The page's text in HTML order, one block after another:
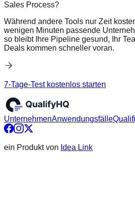
Sales Process?
Während andere Tools nur Zeit
wenigen Minuten passende
so bleibt Ihre Pipeline gesund, Ihr
Deals kommen schneller voran.
7-Tage-Test kostenlos starten
UnternehmenAnwendungsfälle
ein Produkt von Idea Link